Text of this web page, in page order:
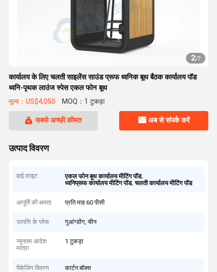
2/7
कार्यालय के लिए चलती साइलेंस साउंड प्रूफ ध्वनिक बूथ बैठक कार्यालय पॉड
ध्वनि-पृथक लाउंज स्पेस एकल फोन बूथ
मूल्य：US$4,050 MOQ：1 टुकड़ा
सबसे अच्छी कीमत अब से संपर्क करें
उत्पाद विवरण
हाई लाइट एकल फोन बूथ कार्यालय मीटिंग पॉड,
ध्वनिप्रूफ कार्यालय मीटिंग पॉड,चलती कार्यालय मीटिंग पॉड
आपूर्ति की क्षमता प्रति माह 60 पीसी
उत्पत्ति के प्लेस गुआंग्डोंग, चीन
न्यूनतम आदेश
मात्रा
1 टुकड़ा
पैकेजिंग विवरण कार्टन बॉक्स